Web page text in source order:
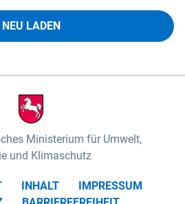
NEU LADEN
Ministerium für Umwelt,
und Klimaschutz
INHALT
IMPRESSUM